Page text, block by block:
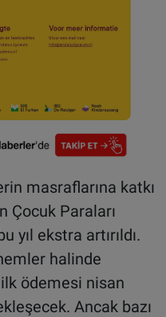
masraflarına katkı
Çocuk Paraları
yıl ekstra artırıldı.
halinde
ödemesi nisan
Ancak bazı